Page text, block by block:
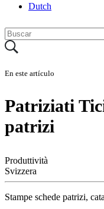
Dutch
En este artículo
Patriziati
patrizi
Produttività
Svizzera
Stampe schede patrizi,